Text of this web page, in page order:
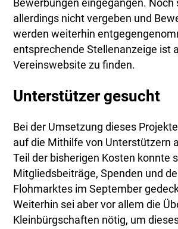
Bewerbungen eingegangen. Noch
allerdings nicht vergeben und
werden weiterhin
entsprechende Stellenanzeige ist
Vereinswebsite zu finden.
Unterstützer gesucht
Bei der Umsetzung dieses
auf die Mithilfe von Unterstützern
Teil der bisherigen Kosten konnte
Mitgliedsbeiträge, Spenden und
Flohmarktes im September
Weiterhin sei aber vor allem die
Kleinbürgschaften nötig, um